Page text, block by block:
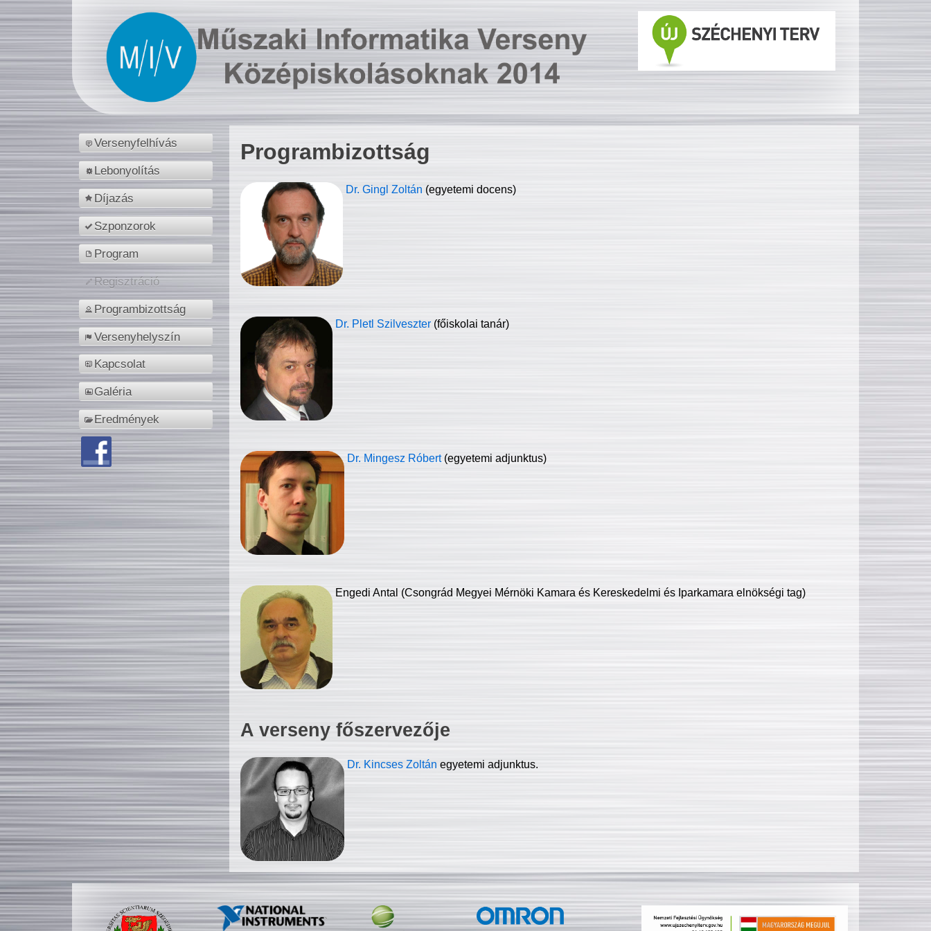
Versenyfelhívás
Lebonyolítás
Díjazás
Szponzorok
Program
Regisztráció
Programbizottság
Versenyhelyszín
Kapcsolat
Galéria
Eredmények
Programbizottság
Dr. Gingl Zoltán (egyetemi docens)
Dr. Pletl Szilveszter (főiskolai tanár)
Dr. Mingesz Róbert (egyetemi adjunktus)
Engedi Antal (Csongrád Megyei Mérnöki Kamara és Kereskedelmi és Iparkamara elnökségi tag)
A verseny főszervezője
Dr. Kincses Zoltán egyetemi adjunktus.